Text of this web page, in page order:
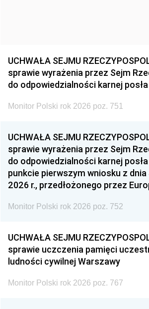
UCHWAŁA SEJMU
sprawie wyrażenia przez Sejm
do odpowiedzialności karnej
Monitor Polski rok 2026 poz. 751
UCHWAŁA SEJMU
sprawie wyrażenia przez Sejm
do odpowiedzialności karnej
punkcie pierwszym wniosku z
2026 r., przedłożonego przez
Monitor Polski rok 2026 poz. 752
UCHWAŁA SEJMU
sprawie uczczenia pamięci
ludności cywilnej Warszawy
Monitor Polski rok 2026 poz. 767